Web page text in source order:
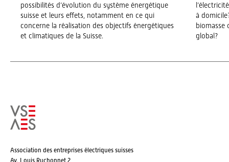
possibilités d’évolution du système énergétique
suisse et leurs effets, notamment en ce qui
concerne la réalisation des objectifs énergétiques
et climatiques de la Suisse.
à
biomasse
global?
Association des entreprises électriques suisses